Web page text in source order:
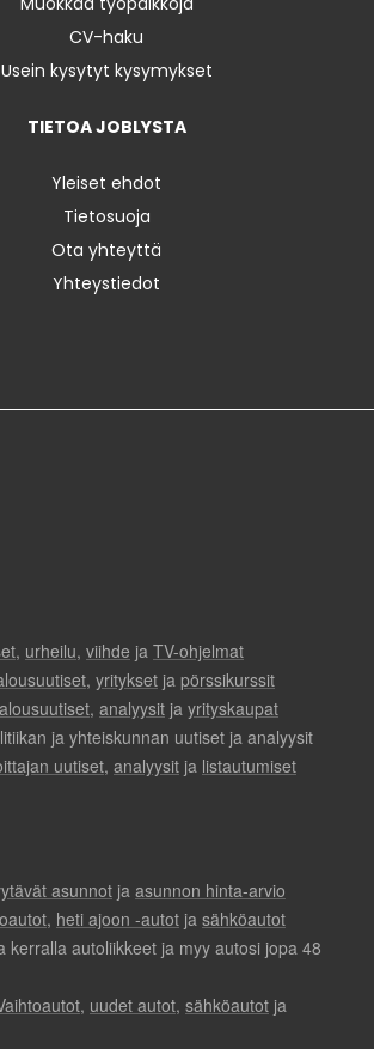
CV-haku
Usein kysytyt kysymykset
TIETOA JOBLYSTA
Yleiset ehdot
Tietosuoja
Ota yhteyttä
Yhteystiedot